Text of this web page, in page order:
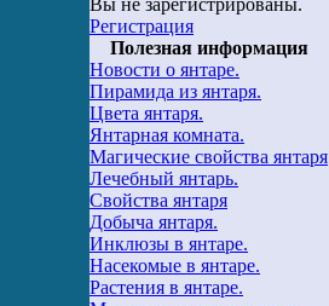
Регистрация
Полезная информация
Новости о янтаре.
Пирамида из янтаря.
Цвета янтаря.
Янтарная комната.
Магические свойства янтаря
Лечебный янтарь.
Свойства янтаря
Добыча янтаря.
Инклюзы в янтаре.
Насекомые в янтаре.
Растения в янтаре.